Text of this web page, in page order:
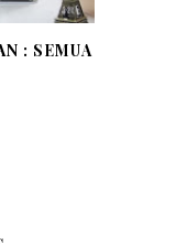
: SEMUA